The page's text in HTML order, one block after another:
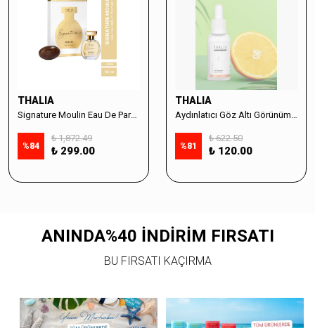
THALIA
Signature Moulin Eau De Parfüm Women 50ml & Sabun Seti
%84
₺ 1,872.49
₺ 299.00
THALIA
%81
₺ 622.50
₺ 120.00
ANINDA%40 İNDİRİM FIRSATI
BU FIRSATI KAÇIRMA